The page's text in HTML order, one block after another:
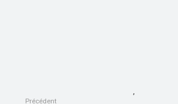
Précédent